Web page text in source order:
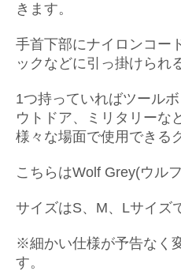
きます。
手首下部にナイロンコー
ックなどに引っ掛けられ
1つ持っていればツール
ウトドア、ミリタリーな
様々な場面で使用できる
こちらはWolf Grey(ウル
サイズはS、M、Lサイズ
※細かい仕様が予告なく
す。